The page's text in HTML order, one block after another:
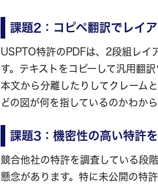
課題2：コピペ翻訳でレイ
USPTO特許のPDFは、2段組レイ
す。テキストをコピーして汎用翻
本文から分離したりしてクレーム
どの図が何を指しているのかわか
課題3：機密性の高い特許
競合他社の特許を調査している段
懸念があります。特に未公開の特